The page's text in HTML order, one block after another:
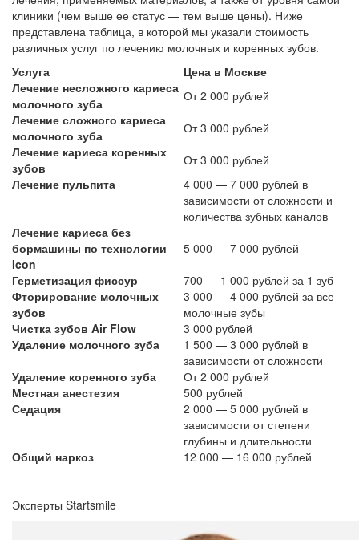
клиники (чем выше ее статус — тем выше цены). Ниже
представлена таблица, в которой мы указали стоимость
различных услуг по лечению молочных и коренных зубов.
Услуга
Цена в Москве
Лечение несложного кариеса
молочного зуба
От 2 000 рублей
Лечение сложного кариеса
молочного зуба
От 3 000 рублей
Лечение кариеса коренных
зубов
От 3 000 рублей
Лечение пульпита
4 000 — 7 000 рублей в
зависимости от сложности и
количества зубных каналов
Лечение кариеса без
бормашины по технологии
Icon
5 000 — 7 000 рублей
Герметизация фиссур
700 — 1 000 рублей за 1 зуб
Фторирование молочных
зубов
3 000 — 4 000 рублей за все
молочные зубы
Чистка зубов Air Flow
3 000 рублей
Удаление молочного зуба
1 500 — 3 000 рублей в
зависимости от сложности
Удаление коренного зуба
От 2 000 рублей
Местная анестезия
500 рублей
Седация
2 000 — 5 000 рублей в
зависимости от степени
глубины и длительности
Общий наркоз
12 000 — 16 000 рублей
Эксперты Startsmile